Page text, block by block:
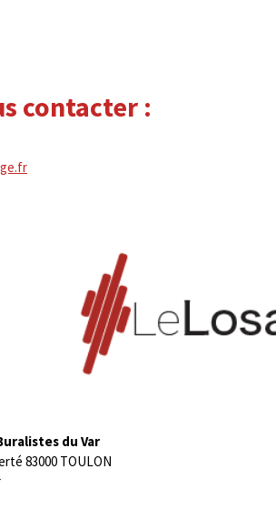
contacter :
du Var
83000 TOULON